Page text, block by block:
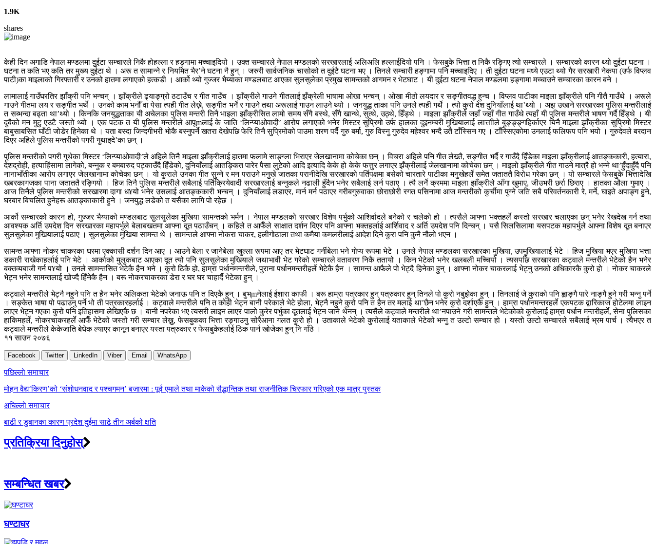
1.9K
shares
केही दिन अगाडि नेपाल मण्डलमा दुईटा सम्चारले निकै होहल्ला र हङ्गामा मच्चाइदियो । उक्त सम्चारले नेपाल मण्डलको सरखारलाई अलिअलि हल्लाईदियो पनि । फेसबुके भित्ता त निकै रङ्गिए त्यो सम्चारले । सम्चारको कारन थ्यो दुईटा घटना ।
घटना त कति भए कति तर मुख्य दुईटा थे । अरू त सामान्ने र नियमित भैर’ने घटना नै हुन् । जरुरी सार्वजनिक चासोको त दुईटै घटना भए । तिनले सम्चारी हङ्गामा पनि मच्चाइदिए । ती दुईटा घटना मध्ये एउटा थ्यो गैर सरखारी नेकपा (उर्फ विप्लव
पाटी)का माइलाको गिरफ्तारी र उनको हातमा लगाएको हत्कडी । आर्को थ्यो गुज्जर भैय्याका मण्डलबाट आएका सुलसुलेका प्रमुख सामन्तको आगमन र भेटघाट । यी दुईटा घटना नेपाल मण्डलमा हङ्गामा मच्चाउने सम्चारका कारन बने ।
लामालाई गाउँघरतिर झाँक्री पनि भन्चन् । झाँक्रीले ढ्याङ्ग्रो ठटाउँच र गीत गाउँच । झाँक्रीले गाउने गीतलाई झँक्रेली भाषामा ओखा भन्चन् । ओखा मीठो लयदार र सङ्गीतवद्ध हुन्च । विप्लव पाटीका माइला झाँक्रीले पनि गीतै गाउँथे । अरूले
गाउने गीतमा लय र सङ्गीत भर्थे । उनको काम भनौँ वा पेसा त्यही गीत लेख्ने, सङ्गीत भर्ने र गाउने तथा अरूलाई गाउन लाउने थ्यो । जनयुद्ध ताका पनि उनले त्यही गर्थे । त्यो कुरो देश दुनियाँलाई था’थ्यो । अझ उखाने सरखारका पुलिस मन्तरीलाई
त सब्भन्दा बढ्ता था’थ्यो । किनकि जनयुद्धताका यी अचेलका पुलिस मन्तरी तिनै भाइला झाँक्रीसित लामो समय सँगै बस्थे, सँगै खान्थे, सुत्थे, उठ्थे, हिँड्थे । माइला झाँक्रीले जहाँ जहाँ गीत गाउँथे त्यहाँ यी पुलिस मन्तरीले भाषण गर्दै हिँड्थे । यी
दुबैको मन मुटु एउटै जस्तो थ्यो । एक पटक त यी पुलिस मन्तरीले आपूmलाई के जाति ‘लिन्प्याओवादी’ आरोप लगाएको भनेर मिस्टर सुप्रिमो उर्फ हालका दुइनम्बरी मुखियालाई लात्ताीले बुङ्ङ्ङ्गहिर्काएर यिनै माइला झाँक्रीका सुप्रिमो मिस्टर
बाबुसाबसित घाँटी जोडेर हिनेका थे । यता बस्दा जिन्दगीभरी भोकै बस्नुपर्ने खतरा देखेपछि फेरि तिनै सुप्रिमोको पाउमा शरण पर्दै गुरु बर्मा, गुरु विस्नु गुरुदेव महेश्वर भन्दै उतै टाँस्सिन गए । टाँस्सिएकोमा उनलाई फलिफप पनि भयो । गुरुदेवले बरदान
दिएर अहिले पुलिस मन्तरीको पगरी गुथाइदे’का छन् ।
पुलिस मन्तरीको पगरी गुथेका मिस्टर ‘लिन्प्याओवादी’ले अहिले तिनै माइला झाँक्रीलाई हातमा फलामे साङ्ग्ला भिराएर जेलखानामा कोचेका छन् । विचरा अहिले पनि गीत लेख्तै, सङ्गीत भर्दै र गाउँदै हिँडेका माइला झाँक्रीलाई आतङ्ककारी, हत्यारा,
देशद्रोही, हत्याहिंसामा लागेको, बन्नुक र बमबारुद पट्काउँदै हिँडेको, दुनियाँलाई आतङ्कित पारेर पैसा लुटेको आदि इत्यादि केके हो केके फत्तुर लगाएर झँक्रीलाई जेलखानामा कोचेका छन् । माइलो झाँक्रीले गीत गाउने मात्रै हो भन्ने था’हुँदाहुँदै पनि
नानाभाँतीका आरोप लगाएर जेलखानामा कोचेका छन् । यो कुराले उनका गीत सुन्ने र मन पराउने मनुखे जातका परानीदेखि सरखारको पर्तिपक्षमा बसेको चारतारे पाटीका मनुखेहर्ले समेत जताततै विरोध गरेका छन् । यो सम्चारले फेसबुके भित्तादेखि
खबरकागजका पाना जताततै रङ्गियो । हिज तिनै पुलिस मन्तरीले सबैलाई पर्तिक्रियेवादी सरखारलाई बन्नुकले नढाली हुँदैन भनेर सबैलाई लर्न पठाए । त्यै लर्ने क्रममा माइला झाँक्रीले आँगा खुमाए, जीउभरी छर्रा छिराए । हातका औला गुमाए ।
आज तिनैले पुलिस मन्तरीको सरखारमा दागा ध¥यो भनेर उसलाई आतङ्ककारी भन्चन् । दुनियाँलाई लडाएर, मार्न मर्न पठाएर गरीबगुरुवाका छोराछोरी रगत पसिनामा आज मन्तरीको कुर्चीमा पुग्ने जति सबै परिवर्तनकारी रे, मर्ने, घाइते अपाङ्ग हुने,
घरबार बिचलित हुनेहरू आतङ्काकारी हुने । जनयुद्ध लडेको त यसैका लागि पो रहेछ ।
आर्को सम्चारको कारन हो, गुज्जर भैय्याको मण्डलबाट सुलसुलेका मुखिया सामन्तको भर्मन । नेपाल मण्डलको सरखार विशेष पर्भुको आशिर्वादले बनेको र चलेको हो । त्यसैले आफ्ना भक्तहर्ले कस्तो सरखार चलाएका छन् भनेर रेखदेख गर्न तथा
आवश्यक अर्ति उपदेश दिन सरखारका महापर्भुले बेलाबखतमा आफ्ना दूत पठाउँचन् । कहिले त आफैँले साक्षात दर्शन दिएर पनि आफ्ना भक्तहर्लाई आर्शिवाद र अर्ति उपदेश पनि दिन्चन् । यसै सिलसिलामा यसपटक महापर्भुले आफ्ना विशेष दूत बनाएर
सुलसुलेका मुखियालाई पठाए । सुलसुलेका मुखिया सामन्त थे । सामन्तले आफ्ना नोकरा चाकर, हलीगोठाला तथा कमैया कमलरीलाई आदेश दिने कुरा पनि कुनै नौलो भएन ।
सामन्त आफ्ना नोकर चाकरका घरमा एक्कासी दर्शन दिन आए । आउने बेला र जानेबेला खुल्ला रूपमा आए तर भेटघाट गर्नीबेला भने गोप्य रूपमा भेटे । उनले नेपाल मण्डलका सरखारका मुखिया, उपमुखियालाई भेटे । हिज मुखिया भएर मुखिया भत्ता
डकारी राखेकाहर्लाई पनि भेटे । आर्काको मुलुकबाट आएका दूत त्यो पनि सुलसुलेका मुखियाले जथाभावी भेट गरेको सम्चारले वतावरण निकै ततायो । किन भेटेको भनेर खलबली मच्चियो । त्यसपछि सरखारका कट्वाले मन्तरीले भेटेको हैन भनेर
बक्तव्यबाजी गर्न प¥यो । उनले सामन्तसित भेटेकै हैन भने । कुरो ठिकै हो, हाम्रा पर्धानमन्तरीले, पुराना पर्धानमन्तरीहर्ले भेटेकै हैन । सामन्त आफैले पो भेट्दै हिनेका हुन् । आफ्ना नोकर चाकरलाई भेट्नु उनको अधिकारकै कुरो हो । नोकर चाकरले
भेट्न भनेर सामन्तलाई खोज्दै हिँनेकै हैन । बरू नोकरचाकरका डेरा र घर घर चाहार्दै भेटेका हुन् ।
कट्वाले मन्तरीले भेट्नै नहुने पनि त हैन भनेर अलिकता भेटेको जनाऊ पनि त दिएकै हुन् । बुभ्mनेलाई ईशारा काफी । बरू हाम्रा पत्रकार हुन् पत्रुकार हुन् तिनले पो कुरो नबुझेका हुन् । तिनलाई जे कुराको पनि ह्वाङ्गै पारे नाङ्गै हुने गरी भन्नु पर्ने
। सङ्केत भाषा पो पढाउनु पर्ने भो ती पत्रकारहर्लाई । कट्वाले मन्तरीले पनि त कोही भेट्न बानी परेकाले भेटे होला, भेट्नै नहुने कुरो पनि त हैन तर मलाई था’छैन भनेर कुरो दर्शाएकै हुन् । हाम्रा पर्धानमन्तरहर्ले एकपटक द्वारिकाज होटेलमा लाइन
लाएर भेट्न गएका कुरो पनि इतिहासमा लेखिएकै छ । बानी नपरेका भए त्यसरी लाइन लाएर पालो कुरेर पर्भुका दूतलाई भेट्न जाने थेनन् । त्यसैले कट्वाले मन्तरीले था’नपाउने गरी सामन्तले भेटेकोको कुरोलाई हाम्रा पर्धान मन्तरीहर्ले, सेना पुलिसका
हाकिमहर्ले, नोकरचाकरहर्ले आफैँ भेटेको जस्तो गरी सम्चार लेख्नु, फेसबुकका भित्ता रङ्गाउनु सोरैआना गलत कुरो हो । उताकाले भेटेको कुरोलाई यताकाले भेटेको भन्नु त उल्टो सम्चार हो । यस्तो उल्टो सम्चारले सबैलाई भ्रम पार्च । त्यैभएर त
कट्वाले मन्तरीले केकेजाति बेधेक ल्याएर कानून बनाएर यस्ता पत्रुकार र फेसबुकेहर्लाई ठिक पार्न खोजेका हुन् नि गाँठे ।
११ साउन २०७६
Facebook Twitter LinkedIn Viber Email WhatsApp
Post
navigation
पछिल्लाे समाचार
मोहन वैद्य‘किरण’को ‘संशोधनवाद र पश्चगमन’ बजारमा : पूर्व एमाले तथा माकेको सैद्धान्तिक तथा राजनीतिक चिरफार गरिएको एक मात्र पुस्तक
अघिल्लाे समाचार
बाढी र डुबानका कारण प्रदेश दुईमा साढे तीन अर्बको क्षति
प्रतिक्रिया दिनुहोस्
सम्बन्धित खबर
घण्टाघर